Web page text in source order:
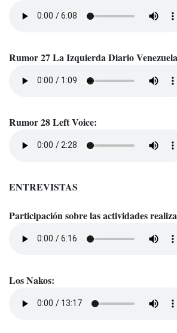
Rumor 27 La Izquierda Diario
Rumor 28 Left Voice:
ENTREVISTAS
Participación sobre las actividades
Los Nakos: